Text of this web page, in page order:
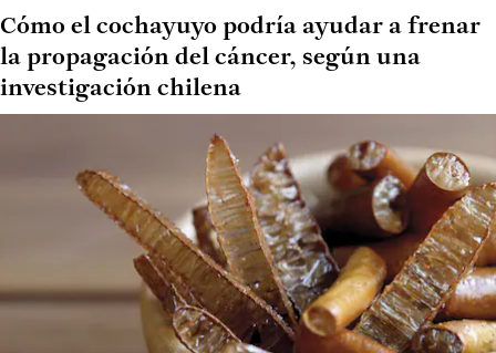
Cómo el cochayuyo podría ayudar a frenar
la propagación del cáncer, según una
investigación chilena